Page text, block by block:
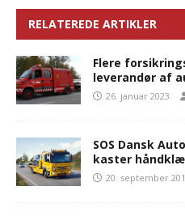
RELATEREDE ARTIKLER
Flere
leverandør af
26. januar 2023
SOS Dansk
kaster
20. september